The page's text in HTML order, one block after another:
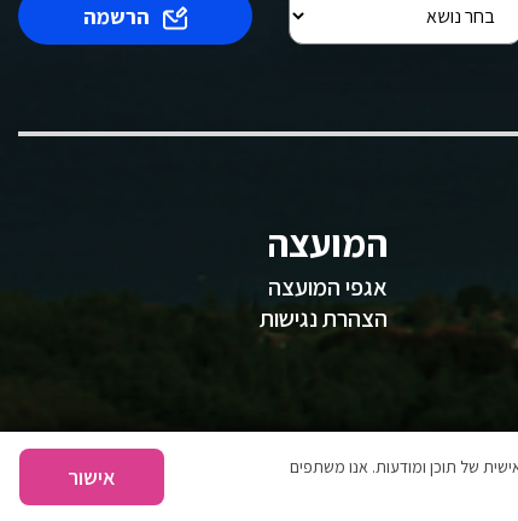
הרשמה
המועצה
אגפי המועצה
הצהרת נגישות
של תוכן ומודעות. אנו משתפים
אישור